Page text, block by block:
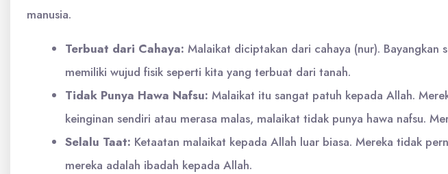
manusia.
Terbuat dari Cahaya: Malaikat diciptakan dari cahaya (nur).
memiliki wujud fisik seperti kita yang terbuat dari tanah.
Tidak Punya Hawa Nafsu: Malaikat itu sangat patuh kepada Allah.
keinginan sendiri atau merasa malas, malaikat tidak punya hawa nafsu.
Selalu Taat: Ketaatan malaikat kepada Allah luar biasa. Mereka tidak
mereka adalah ibadah kepada Allah.